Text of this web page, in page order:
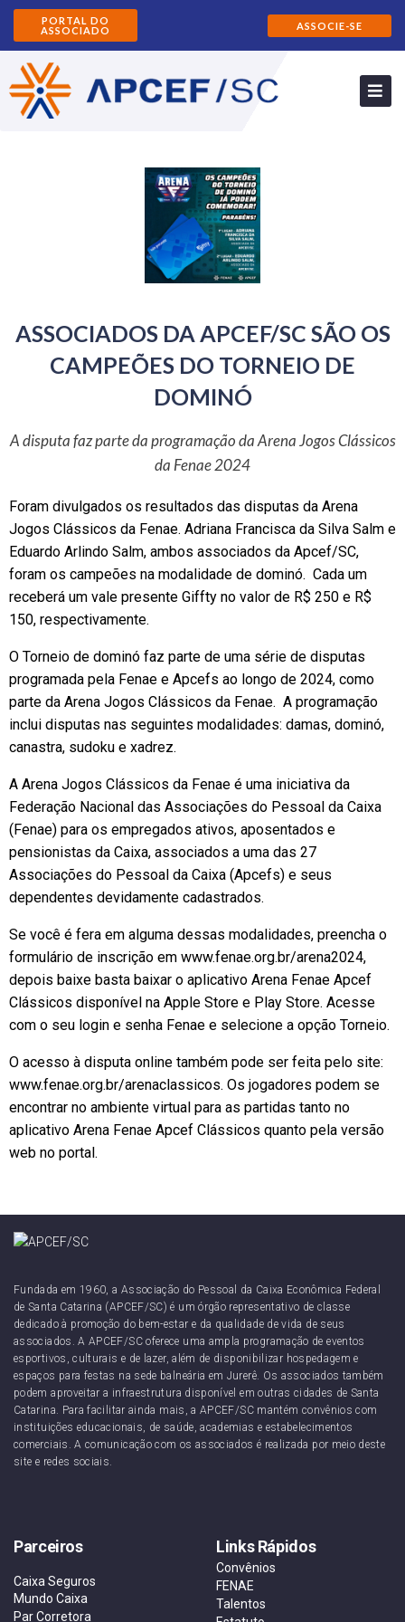
PORTAL DO
ASSOCIADO
ASSOCIE-SE
ASSOCIADOS DA APCEF/SC SÃO OS
CAMPEÕES DO TORNEIO DE
DOMINÓ
A disputa faz parte da programação da Arena Jogos Clássicos
da Fenae 2024
Foram divulgados os resultados das disputas da Arena
Jogos Clássicos da Fenae. Adriana Francisca da Silva Salm e
Eduardo Arlindo Salm, ambos associados da Apcef/SC,
foram os campeões na modalidade de dominó. Cada um
receberá um vale presente Giffty no valor de R$ 250 e R$
150, respectivamente.
O Torneio de dominó faz parte de uma série de disputas
programada pela Fenae e Apcefs ao longo de 2024, como
parte da Arena Jogos Clássicos da Fenae. A programação
inclui disputas nas seguintes modalidades: damas, dominó,
canastra, sudoku e xadrez.
A Arena Jogos Clássicos da Fenae é uma iniciativa da
Federação Nacional das Associações do Pessoal da Caixa
(Fenae) para os empregados ativos, aposentados e
pensionistas da Caixa, associados a uma das 27
Associações do Pessoal da Caixa (Apcefs) e seus
dependentes devidamente cadastrados.
Se você é fera em alguma dessas modalidades, preencha o
formulário de inscrição em www.fenae.org.br/arena2024,
depois baixe basta baixar o aplicativo Arena Fenae Apcef
Clássicos disponível na Apple Store e Play Store. Acesse
com o seu login e senha Fenae e selecione a opção Torneio.
O acesso à disputa online também pode ser feita pelo site:
www.fenae.org.br/arenaclassicos. Os jogadores podem se
encontrar no ambiente virtual para as partidas tanto no
aplicativo Arena Fenae Apcef Clássicos quanto pela versão
web no portal.
Fundada em 1960, a Associação do Pessoal da Caixa Econômica Federal
de Santa Catarina (APCEF/SC) é um órgão representativo de classe
dedicado à promoção do bem-estar e da qualidade de vida de seus
associados. A APCEF/SC oferece uma ampla programação de eventos
esportivos, culturais e de lazer, além de disponibilizar hospedagem e
espaços para festas na sede balneária em Jurerê. Os associados também
podem aproveitar a infraestrutura disponível em outras cidades de Santa
Catarina. Para facilitar ainda mais, a APCEF/SC mantém convênios com
instituições educacionais, de saúde, academias e estabelecimentos
comerciais. A comunicação com os associados é realizada por meio deste
site e redes sociais.
Parceiros
Caixa Seguros
Mundo Caixa
Par Corretora
Links Rápidos
Convênios
FENAE
Talentos